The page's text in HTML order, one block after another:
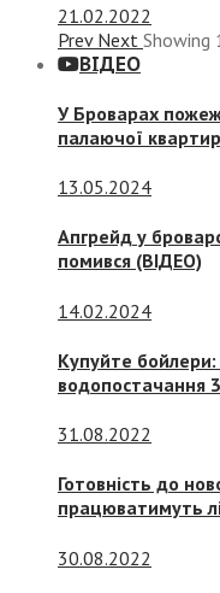
21.02.2022
Prev Next Showing
ВІДЕО
У Броварах
палаючої
13.05.2024
Апгрейд у
помився (ВІДЕО)
14.02.2024
Купуйте бойлери:
водопостачання
31.08.2022
Готовність до
працюватимуть
30.08.2022